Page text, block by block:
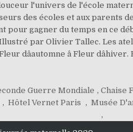
l'univers de l'école
des écoles et aux parents
gagner du temps en ce
par Olivier Tallec. Les
dâautomne â Fleur
Guerre Mondiale , Chaise
, Hôtel Vernet Paris , Musée
,